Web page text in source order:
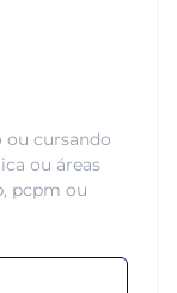
ou cursando
ou áreas
pcpm ou